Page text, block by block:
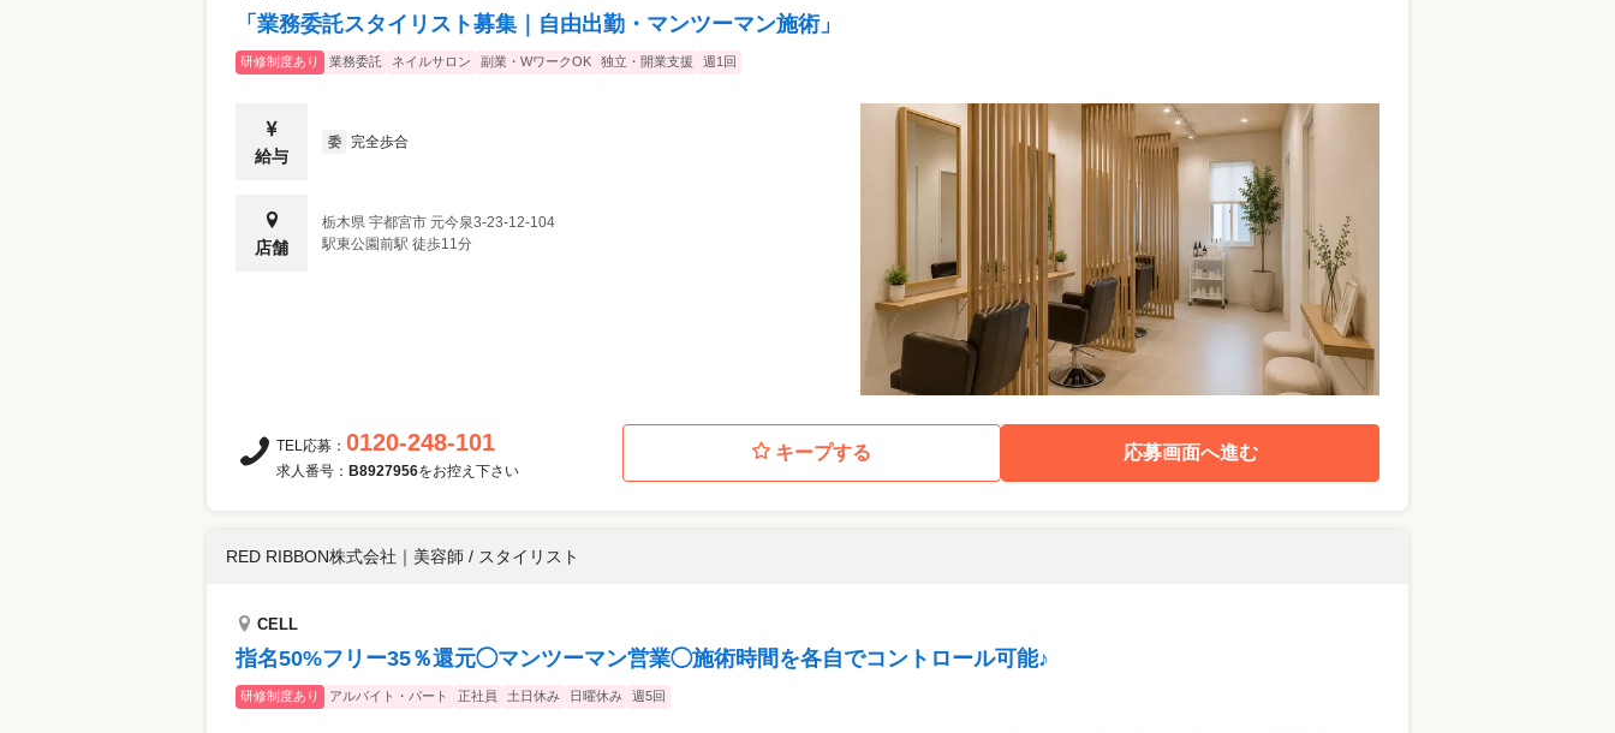
「業務委託スタイリスト募集｜自由出勤・マンツーマン施術」
研修制度あり 業務委託 ネイルサロン 副業・WワークOK 独立・開業支援 週1回
給与
委 完全歩合
店舗
栃木県 宇都宮市 元今泉3-23-12-104
駅東公園前駅 徒歩11分
キープする 応募画面へ進む
TEL応募： 0120-248-101
求人番号： B8927956をお控え下さい
RED RIBBON株式会社 ｜ 美容師 / スタイリスト
CELL
指名50%フリー35％還元◯マンツーマン営業◯施術時間を各自でコントロール可能♪
研修制度あり アルバイト・パート 正社員 土日休み 日曜休み 週5回